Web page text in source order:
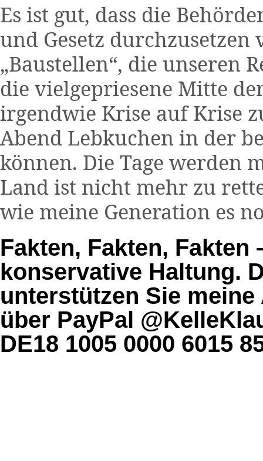
Es ist gut, dass die
und Gesetz durchzusetzen
„Baustellen“, die unseren
die vielgepriesene Mitte
irgendwie Krise auf Krise
Abend Lebkuchen in der
können. Die Tage werden
Land ist nicht mehr zu
wie meine Generation es
Fakten, Fakten,
konservative Haltung.
unterstützen Sie
über PayPal
DE18 1005 0000 6015